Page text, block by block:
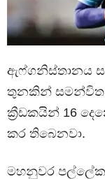
ඇෆ්ගනිස්තානය
තුනකින් සමන්විත
ක්‍රීඩකයින් 16
කර තිබෙනවා.
මහනුවර